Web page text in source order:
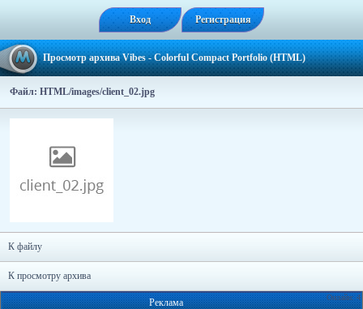
Вход Регистрация
Просмотр архива Vibes - Colorful Compact Portfolio (HTML)
Файл: HTML/images/client_02.jpg
К файлу
К просмотру архива
Онлайн: 4
Реклама